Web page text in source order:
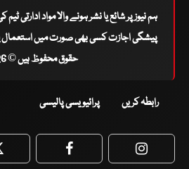
ہم نیوز پر شائع یا نشر ہونے والا مواد ادارتی
پیشگی اجازت کسی بھی صورت میں استعمال
حقوق محفوظ ہیں © 2026
رابطہ کریں پرائیویسی پالیسی
Twitter Facebook